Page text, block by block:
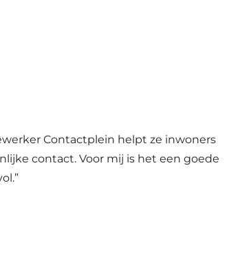
Contactplein helpt ze inwoners
contact. Voor mij is het een goede